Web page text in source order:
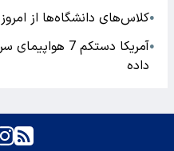
●کلاس‌های دانشگاه‌ها از
●
آمریکا دستکم
داده